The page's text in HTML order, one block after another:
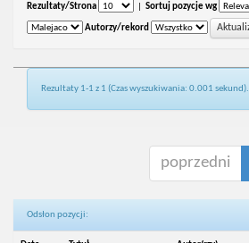
Rezultaty/Strona Sortuj pozycje wg
Autorzy/rekord
Rezultaty 1-1 z 1 (Czas wyszukiwania: 0.001 sekund).
poprzedni
Odsłon pozycji: